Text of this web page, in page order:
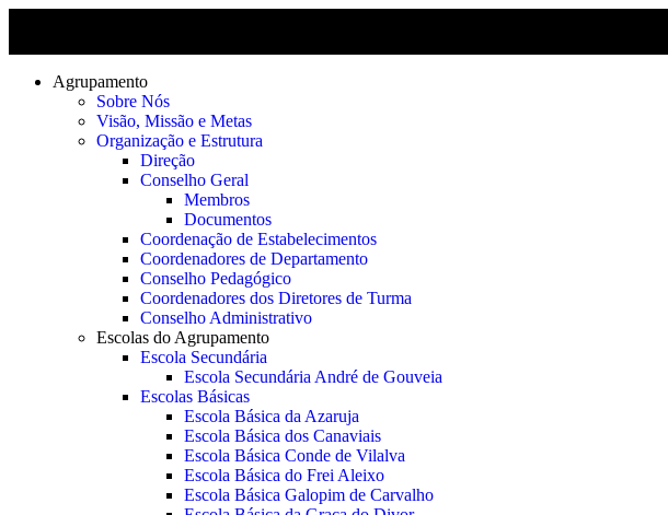
Agrupamento
Sobre Nós
Visão, Missão e Metas
Organização e Estrutura
Direção
Conselho Geral
Membros
Documentos
Coordenação de Estabelecimentos
Coordenadores de Departamento
Conselho Pedagógico
Coordenadores dos Diretores de Turma
Conselho Administrativo
Escolas do Agrupamento
Escola Secundária
Escola Secundária André de Gouveia
Escolas Básicas
Escola Básica da Azaruja
Escola Básica dos Canaviais
Escola Básica Conde de Vilalva
Escola Básica do Frei Aleixo
Escola Básica Galopim de Carvalho